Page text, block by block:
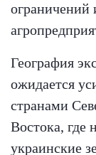
ограничений
География
ожидается
странами
Востока, где
украинские